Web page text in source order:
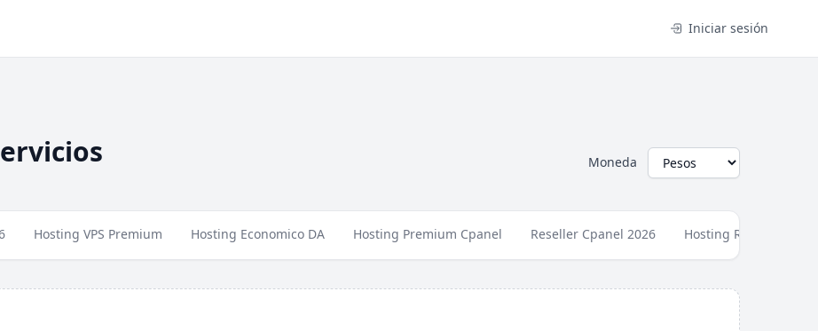
Iniciar sesión
Moneda
Hosting VPS Premium Hosting Economico DA Hosting Premium Cpanel Reseller Cpanel 2026 Hosting Radio